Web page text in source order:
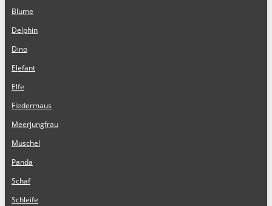
Blume
Delphin
Dino
Elefant
Elfe
Fledermaus
Meerjungfrau
Muschel
Panda
Schaf
Schleife